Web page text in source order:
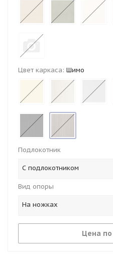
Цвет каркаса: Шимо
Подлокотник
С подлокотником
Вид опоры
На ножках
Цена по